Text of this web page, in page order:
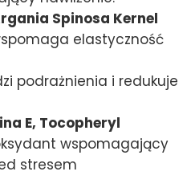
Spinosa Kernel
elastyczność
podrażnienia i redukuje
E, Tocopheryl
wspomagający
stresem